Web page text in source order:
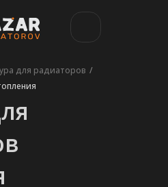
для радиаторов /